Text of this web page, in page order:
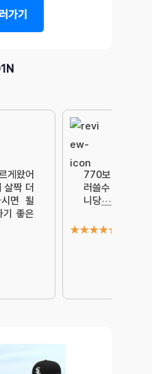
가기
게왔어
살짝 더
시면 될
기 좋은
770보다 사이
러쓸수 있어얼
니당⋯ 더보기
★★★★★